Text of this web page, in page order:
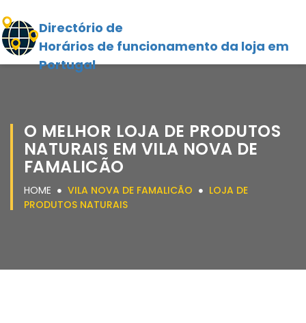
Directório de
Horários de funcionamento da loja em
Portugal
O MELHOR LOJA DE PRODUTOS
NATURAIS EM VILA NOVA DE
FAMALICÃO
HOME VILA NOVA DE FAMALICÃO
LOJA DE
PRODUTOS NATURAIS